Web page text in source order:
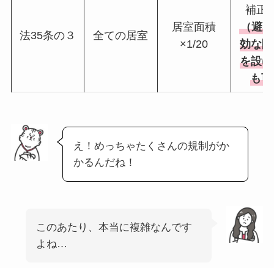
法35条の３ 全ての居室
居室面積
×1/20
補正
（避
効な
を設
も
え！めっちゃたくさんの規制がか
かるんだね！
このあたり、本当に複雑なんです
よね…